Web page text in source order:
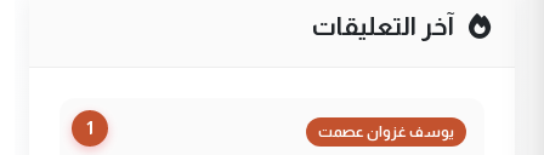
آخر التعليقات
1 يوسف غزوان عصمت